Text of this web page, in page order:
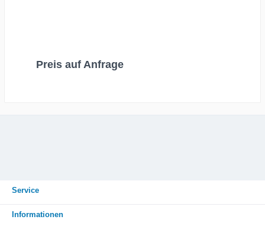
Preis auf Anfrage
Service
Informationen